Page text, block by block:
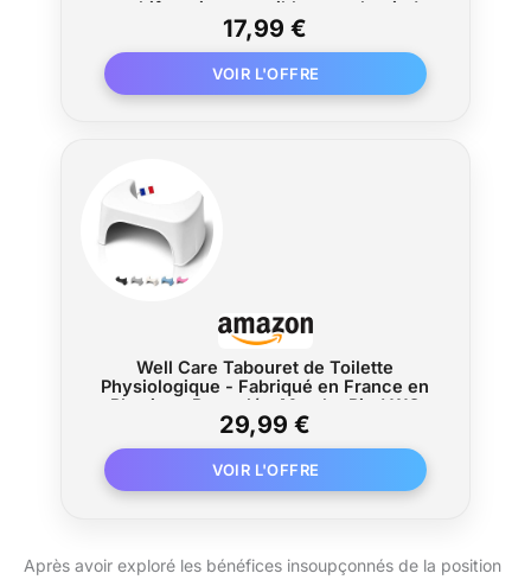
multifonction amovible, marchepied
portable pour salle de bain à domicile,
portable, tabouret de toilette accroupie
17,99 €
Well Care Tabouret de Toilette
Physiologique - Fabriqué en France en
Plastique Recyclé - Marche Pied WC
pour Adulte - Petit Banc Repose Pied
pour Adopter la Position Squatty Anti
Constipation
29,99 €
Après avoir exploré les bénéfices insoupçonnés de la position